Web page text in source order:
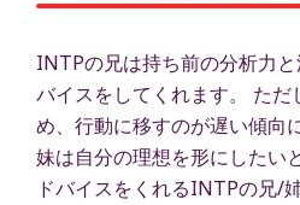
INTPの兄は持ち前の分析力
バイスをしてくれます。 ただ
め、行動に移すのが遅い傾向
妹は自分の理想を形にしたい
ドバイスをくれるINTPの兄/